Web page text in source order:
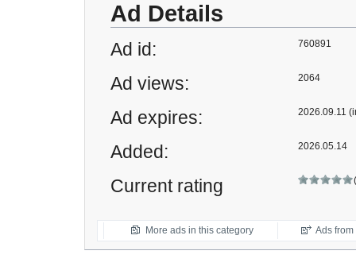
Ad Details
Ad id: 760891
Ad views: 2064
Ad expires: 2026.09.11
Added: 2026.05.14
Current rating
More ads in this category Ads